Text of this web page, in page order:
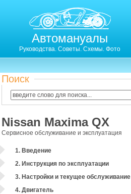
Автомануалы
Руководства. Советы. Схемы. Фото
Поиск
Nissan Maxima QX
Сервисное обслуживание и эксплуатация
1. Введение
2. Инструкция по эксплуатации
3. Настройки и текущее обслуживание
4. Двигатель